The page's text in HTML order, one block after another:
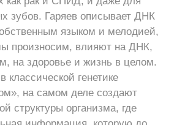
зубов. Гаряев описывает ДНК
языком и мелодией,
произносим, влияют на ДНК,
на здоровье и жизнь в целом.
классической генетике
на самом деле создают
структуры организма, где